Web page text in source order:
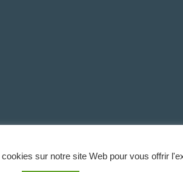
sur notre site Web pour vous offrir